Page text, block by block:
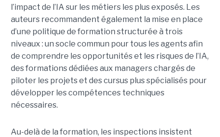
l’impact de l’IA sur les métiers les plus exposés. Les
auteurs recommandent également la mise en place
d’une politique de formation structurée à trois
niveaux : un socle commun pour tous les agents afin
de comprendre les opportunités et les risques de l’IA,
des formations dédiées aux managers chargés de
piloter les projets et des cursus plus spécialisés pour
développer les compétences techniques
nécessaires.
Au-delà de la formation, les inspections insistent